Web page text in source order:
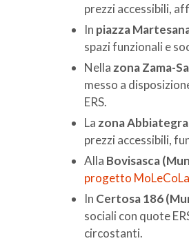
prezzi accessibili,
In piazza
spazi funzionali e
Nella zona Zama-
messo a
ERS.
La zona
prezzi accessibili,
Alla Bovisasca
progetto MoLeCoLa
In Certosa 186
sociali con quote
circostanti.